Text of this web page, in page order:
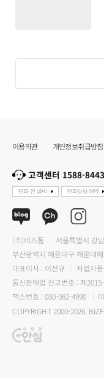
이용약관 개인정보취급방침
고객센터 1588-8443
전화 전 클릭! 전화상담 예약
(주)비즈폼
서울특별시 강
부산광역시 해운대구 해운대
대표이사 : 이선규
사업자
통신판매업 신고번호 : 제
팩스번호 : 080-082-4990
COPYRIGHT 2000-2026.